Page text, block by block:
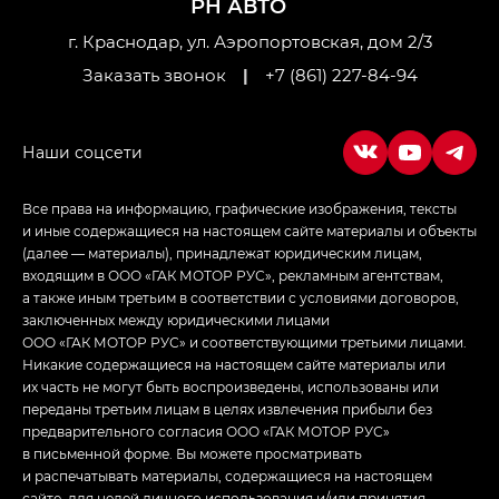
Джи Икс ПРЕМИУМ — GX PREMIUM, ЛАУНЖ —
LOUNGE
Empow — Эмпау (Empow) в комплектации
РН АВТО
г. Краснодар, ул. Аэропортовская, дом 2/3
Заказать звонок
| +7 (861) 227-84-94
Все права на информацию, графические изображения, тексты
и иные содержащиеся на настоящем сайте материалы и объекты
(далее — материалы), принадлежат юридическим лицам,
входящим в ООО «ГАК МОТОР РУС», рекламным агентствам,
а также иным третьим в соответствии с условиями договоров,
заключенных между юридическими лицами
ООО «ГАК МОТОР РУС» и соответствующими третьими лицами.
Никакие содержащиеся на настоящем сайте материалы или
их часть не могут быть воспроизведены, использованы или
переданы третьим лицам в целях извлечения прибыли без
предварительного согласия ООО «ГАК МОТОР РУС»
в письменной форме. Вы можете просматривать
и распечатывать материалы, содержащиеся на настоящем